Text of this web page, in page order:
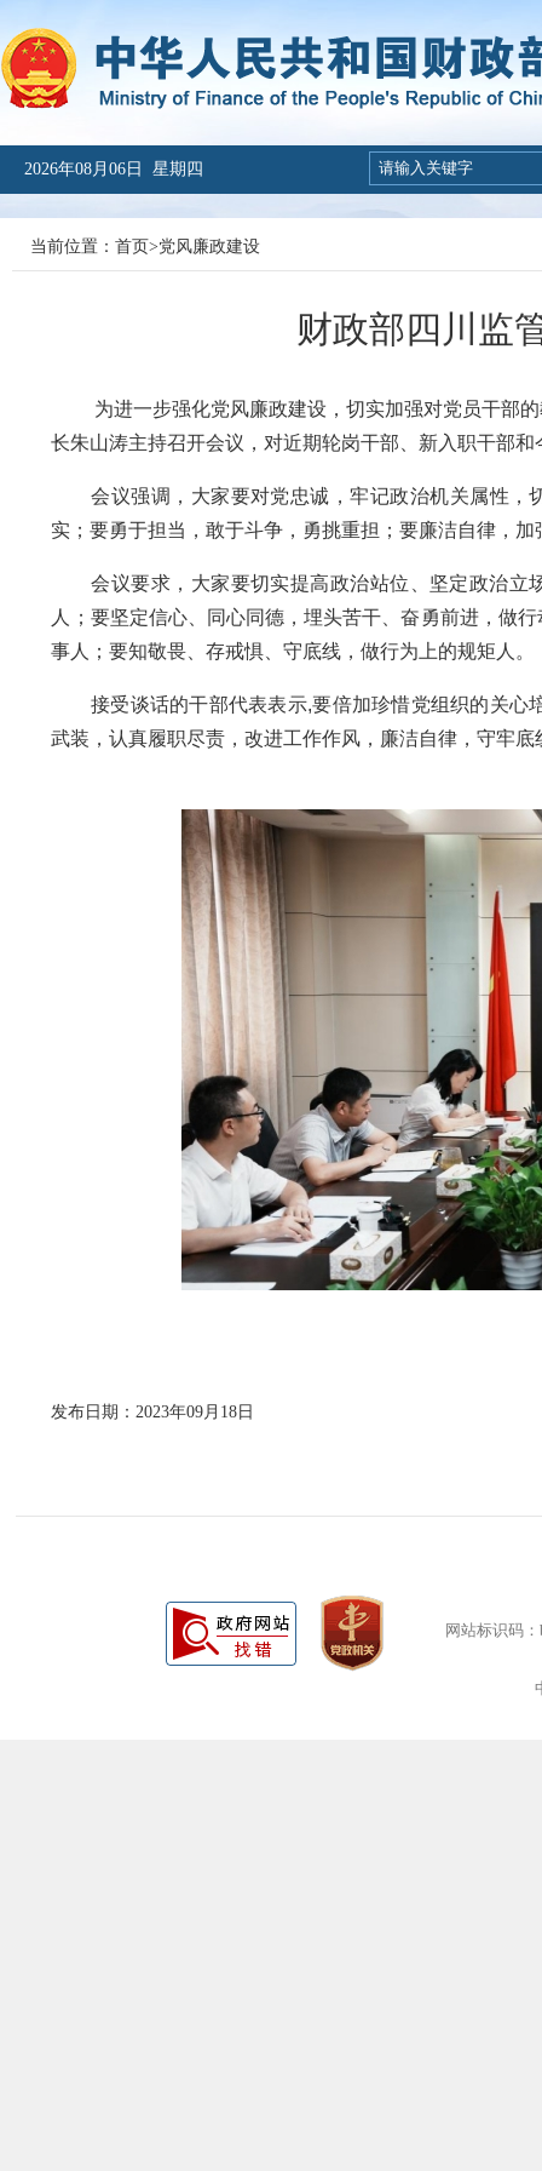
2026年08月06日 星期四
当前位置： 首页>党风廉政建设
财政部四川监
为进一步强化党风廉政建设，切实加强对党员干部的
长朱山涛主持召开会议，对近期轮岗干部、新入职干部
会议强调，大家要对党忠诚，牢记政治机关属性，
实；要勇于担当，敢于斗争，勇挑重担；要廉洁自律，
会议要求，大家要切实提高政治站位、坚定政治立
人；要坚定信心、同心同德，埋头苦干、奋勇前进，做
事人；要知敬畏、存戒惧、守底线，做行为上的规矩人。
接受谈话的干部代表表示,要倍加珍惜党组织的关心
武装，认真履职尽责，改进工作作风，廉洁自律，守牢
发布日期：2023年09月18日
网站标识码